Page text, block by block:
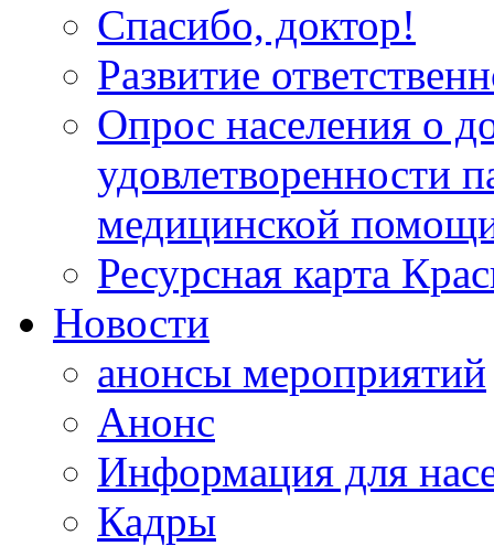
Спасибо, доктор!
Развитие
Опрос населения о
удовлетворенности
медицинской
Ресурсная карта
Новости
анонсы мероприятий
Анонс
Информация для
Кадры